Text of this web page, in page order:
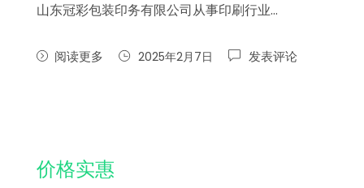
山东冠彩包装印务有限公司从事印刷行业…
阅读更多 2025年2月7日 发表评论
价格实惠